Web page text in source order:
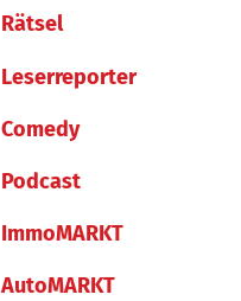
Rätsel
Leserreporter
Comedy
Podcast
ImmoMARKT
AutoMARKT